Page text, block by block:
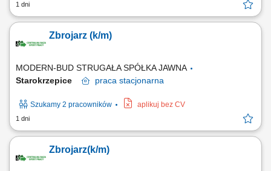
1 dni
Zbrojarz (k/m)
MODERN-BUD STRUGAŁA SPÓŁKA JAWNA
Starokrzepice
praca stacjonarna
Szukamy 2 pracowników aplikuj bez CV
1 dni
Zbrojarz(k/m)